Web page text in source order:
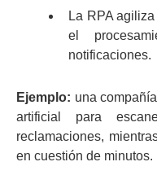
La RPA
el
notificaciones.
Ejemplo: una
artificial para
reclamaciones,
en cuestión de minutos.